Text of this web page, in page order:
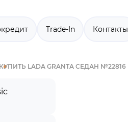
Trade-In Контакты
КУПИТЬ LADA GRANTA СЕДАН №22816